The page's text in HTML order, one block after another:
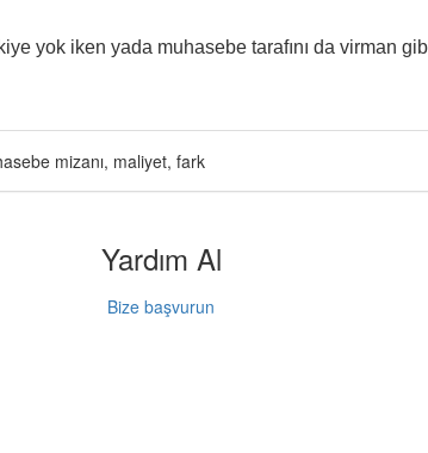
yok iken yada muhasebe tarafını da virman
mizanı, maliyet, fark
Yardım Al
Bize başvurun